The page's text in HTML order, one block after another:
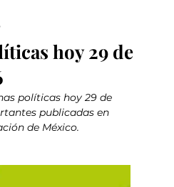
hoy 29 de
políticas hoy 29 de
publicadas en
de México.